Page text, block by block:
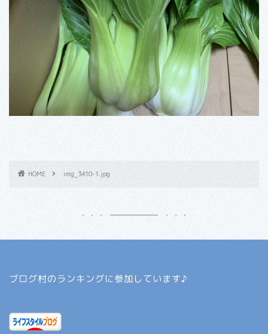
HOME img_3410-1.jpg
ブログ村のランキングに参加しています♪